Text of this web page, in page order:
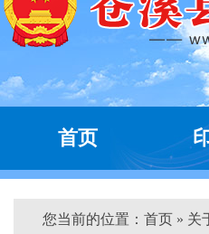
首页
您当前的位置： 首页 » 关